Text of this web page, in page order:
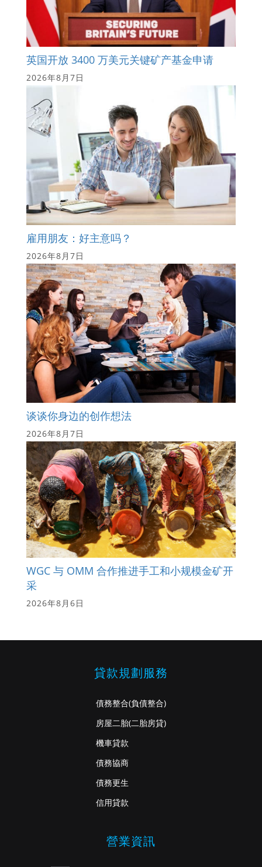
英国开放 3400 万美元关键矿产基金申请
2026年8月7日
雇用朋友：好主意吗？
2026年8月7日
谈谈你身边的创作想法
2026年8月7日
WGC 与 OMM 合作推进手工和小规模金矿开
采
2026年8月6日
貸款規劃服務
債務整合(負債整合)
房屋二胎(二胎房貸)
機車貸款
債務協商
債務更生
信用貸款
營業資訊